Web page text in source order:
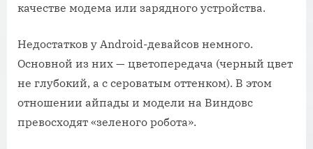
качестве модема или зарядного устройства.
Недостатков у Android-девайсов немного.
Основной из них — цветопередача (черный цвет
не глубокий, а с сероватым оттенком). В этом
отношении айпады и модели на Виндовс
превосходят «зеленого робота».